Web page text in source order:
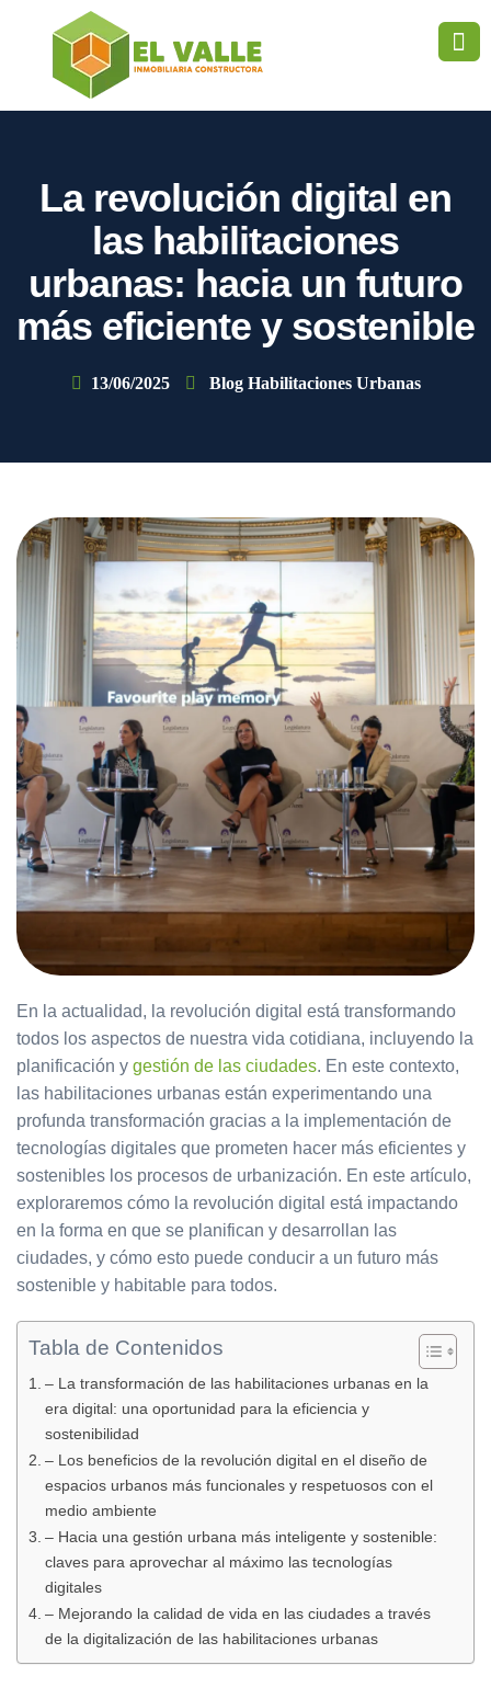
La revolución digital en
las habilitaciones
urbanas: hacia un futuro
más eficiente y sostenible
13/06/2025 Blog Habilitaciones Urbanas
En la actualidad, la revolución digital está transformando
todos los aspectos de nuestra vida cotidiana, incluyendo la
planificación y gestión de las ciudades. En este contexto,
las habilitaciones urbanas están experimentando una
profunda transformación gracias a la implementación de
tecnologías digitales que prometen hacer más eficientes y
sostenibles los procesos de urbanización. En este artículo,
exploraremos cómo la revolución digital está impactando
en la forma en que se planifican y desarrollan las
ciudades, y cómo esto puede conducir a un futuro más
sostenible y habitable para todos.
Tabla de Contenidos
– La transformación de las habilitaciones urbanas en la
era digital: una oportunidad para la eficiencia y
sostenibilidad
– Los beneficios de la revolución digital en el diseño de
espacios urbanos más funcionales y respetuosos con el
medio ambiente
– Hacia una gestión urbana más inteligente y sostenible:
claves para aprovechar al máximo las tecnologías
digitales
– Mejorando la calidad de vida en las ciudades a través
de la digitalización de las habilitaciones urbanas